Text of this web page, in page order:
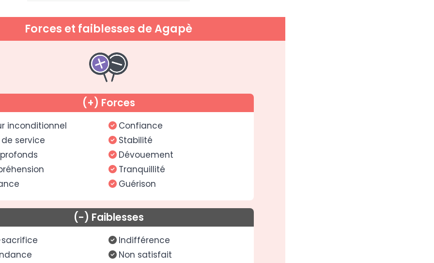
Forces et faiblesses de Agapè
(+) Forces
inconditionnel
de service
Confiance
Stabilité
Dévouement
Tranquillité
Guérison
(-) Faiblesses
Indifférence
Non satisfait